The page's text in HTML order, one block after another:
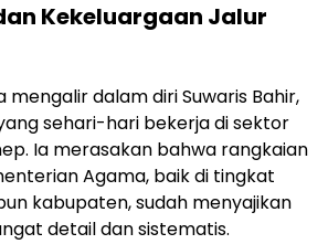
Kekeluargaan Jalur
mengalir dalam diri Suwaris Bahir,
sehari-hari bekerja di sektor
Ia merasakan bahwa rangkaian
Agama, baik di tingkat
kabupaten, sudah menyajikan
detail dan sistematis.